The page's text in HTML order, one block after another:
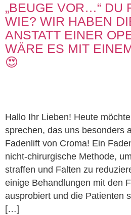
„BEUGE VOR…“ DU
WIE? WIR HABEN
ANSTATT EINER
WÄRE ES MIT
😍
Hallo Ihr Lieben! Heute
sprechen, das uns besonders
Fadenlift von Croma! Ein
nicht-chirurgische Methode,
straffen und Falten zu
einige Behandlungen mit den
ausprobiert und die Patienten
[…]